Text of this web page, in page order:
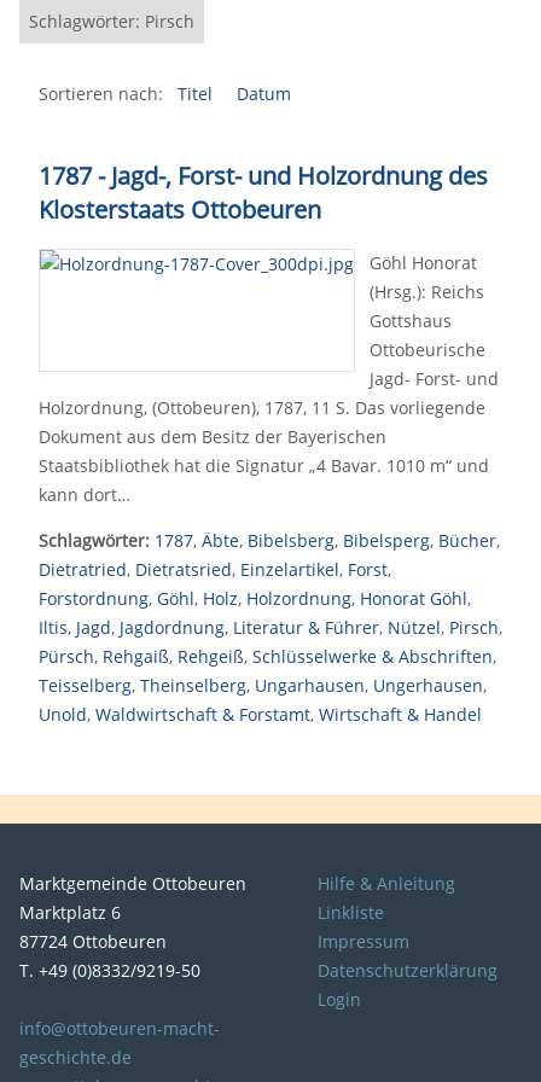
Schlagwörter: Pirsch
Sortieren nach: Titel Datum
1787 - Jagd-, Forst- und Holzordnung des
Klosterstaats Ottobeuren
Göhl Honorat
(Hrsg.): Reichs
Gottshaus
Ottobeurische
Jagd- Forst- und
Holzordnung, (Ottobeuren), 1787, 11 S. Das vorliegende
Dokument aus dem Besitz der Bayerischen
Staatsbibliothek hat die Signatur „4 Bavar. 1010 m“ und
kann dort…
Schlagwörter: 1787, Äbte, Bibelsberg, Bibelsperg, Bücher,
Dietratried, Dietratsried, Einzelartikel, Forst,
Forstordnung, Göhl, Holz, Holzordnung, Honorat Göhl,
Iltis, Jagd, Jagdordnung, Literatur & Führer, Nützel, Pirsch,
Pürsch, Rehgaiß, Rehgeiß, Schlüsselwerke & Abschriften,
Teisselberg, Theinselberg, Ungarhausen, Ungerhausen,
Unold, Waldwirtschaft & Forstamt, Wirtschaft & Handel
Marktgemeinde Ottobeuren
Marktplatz 6
87724 Ottobeuren
T. +49 (0)8332/9219-50
info@ottobeuren-macht-
geschichte.de
Hilfe & Anleitung
Linkliste
Impressum
Datenschutzerklärung
Login